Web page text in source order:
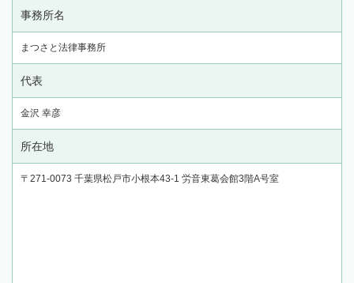
事務所名
まつさと法律事務所
代表
金沢 幸彦
所在地
〒271-0073 千葉県松戸市小根本43-1 労音東葛会館3階A号室